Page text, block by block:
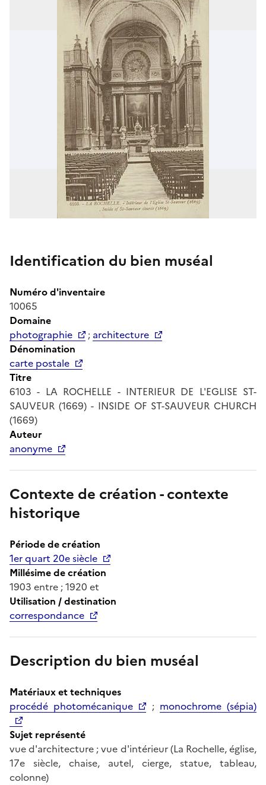
Identification du bien muséal
Numéro d'inventaire
10065
Domaine
photographie
; architecture
Dénomination
carte postale
Titre
6103 - LA ROCHELLE - INTERIEUR DE L'EGLISE ST-
SAUVEUR (1669) - INSIDE OF ST-SAUVEUR CHURCH
(1669)
Auteur
anonyme
Contexte de création - contexte
historique
Période de création
1er quart 20e siècle
Millésime de création
1903 entre ; 1920 et
Utilisation / destination
correspondance
Description du bien muséal
Matériaux et techniques
procédé photomécanique
; monochrome (sépia)
Sujet représenté
vue d'architecture ; vue d'intérieur (La Rochelle, église,
17e siècle, chaise, autel, cierge, statue, tableau,
colonne)